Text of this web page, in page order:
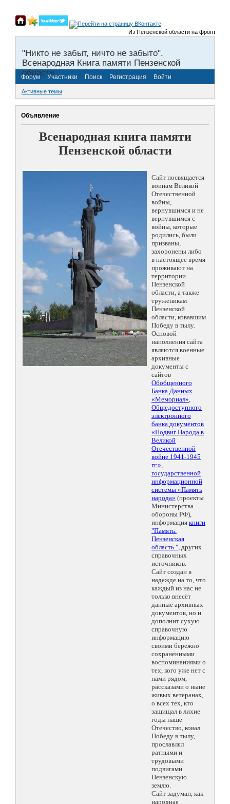
Из Пензенской области на фронты
"Никто не забыт, ничто не забыто".
Всенародная Книга памяти Пензенской
области.
Форум Участники Поиск Регистрация Войти
Активные темы
Объявление
Всенародная книга памяти
Пензенской области
Сайт посвящается
воинам Великой
Отечественной
войны,
вернувшимся и не
вернувшимся с
войны, которые
родились, были
призваны,
захоронены либо
в настоящее время
проживают на
территории
Пензенской
области, а также
труженикам
Пензенской
области, ковавшим
Победу в тылу.
Основой
наполнения сайта
являются военные
архивные
документы с
сайтов
Обобщенного
Банка Данных
«Мемориал»,
Общедоступного
электронного
банка документов
«Подвиг Народа в
Великой
Отечественной
войне 1941-1945
гг.»,
государственной
информационной
системы «Память
народа» (проекты
Министерства
обороны РФ),
информация книги
"Память.
Пензенская
область.", других
справочных
источников.
Сайт создан в
надежде на то, что
каждый из нас не
только внесёт
данные архивных
документов, но и
дополнит сухую
справочную
информацию
своими бережно
сохраненными
воспоминаниями о
тех, кого уже нет с
нами рядом,
рассказами о ныне
живых ветеранах,
о всех тех, кто
защищал в лихие
годы наше
Отечество, ковал
Победу в тылу,
прославлял
ратными и
трудовыми
подвигами
Пензенскую
землю.
Сайт задуман, как
народная